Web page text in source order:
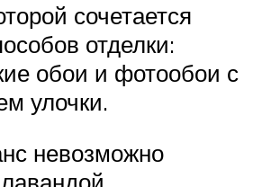
сочетается
отделки:
обои и фотообои с
улочки.
невозможно